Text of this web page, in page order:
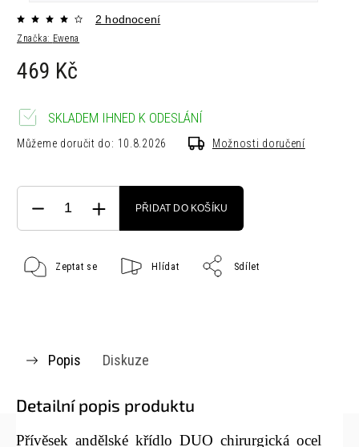
Značka: Ewena
2 hodnocení
469 Kč
SKLADEM IHNED K ODESLÁNÍ
Můžeme doručit do: 10.8.2026 Možnosti doručení
PŘIDAT DO KOŠÍKU
Zeptat se Hlídat Sdílet
Popis Diskuze
Detailní popis produktu
Přívěsek andělské křídlo DUO chirurgická ocel